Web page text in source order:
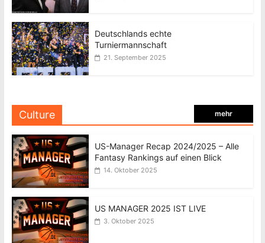
Deutschlands echte
Turniermannschaft
21. September 2025
Culture mehr
US-Manager Recap 2024/2025 – Alle
Fantasy Rankings auf einen Blick
14. Oktober 2025
US MANAGER 2025 IST LIVE
3. Oktober 2025